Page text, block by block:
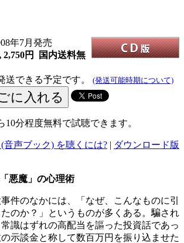
年7月発売
円
国内送料無
送できる予定です。 (発送可能時期について)
10分程度無料で試聴できます。
音声ブック) を聴くには? | ダウンロード版
悪魔」の心理術
件のなかには、「なぜ、こんなものに引
のか？」というものが多くある。騙され
識はずれの高配当を謳った投資話であっ
示談金と称して数百万円を振り込ませた